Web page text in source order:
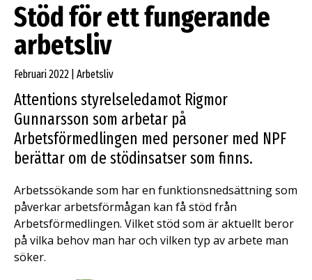
Stöd för ett fungerande
arbetsliv
Februari 2022 | Arbetsliv
Attentions styrelseledamot Rigmor
Gunnarsson som arbetar på
Arbetsförmedlingen med personer med NPF
berättar om de stödinsatser som finns.
Arbetssökande som har en funktionsnedsättning som
påverkar arbetsförmågan kan få stöd från
Arbetsförmedlingen. Vilket stöd som är aktuellt beror
på vilka behov man har och vilken typ av arbete man
söker.